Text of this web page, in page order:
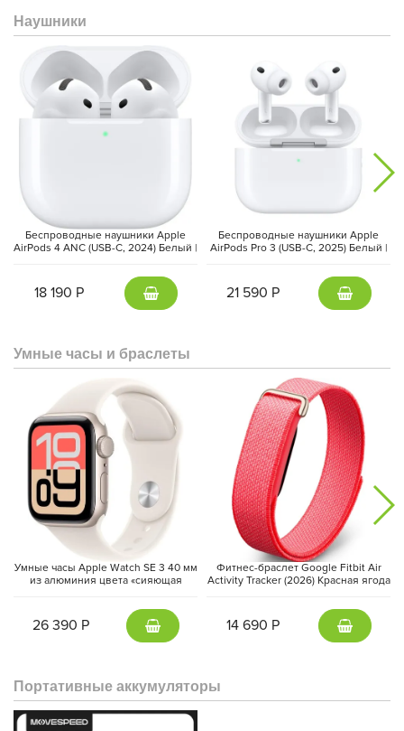
Наушники
Беспроводные наушники Apple
AirPods 4 ANC (USB-C, 2024) Белый |
18 190 Р
Беспроводные наушники Apple
AirPods Pro 3 (USB-C, 2025) Белый |
21 590 Р
Умные часы и браслеты
Умные часы Apple Watch SE 3 40 мм
из алюминия цвета «сияющая
«сияющая звезда» (S/M)
26 390 Р
Фитнес-браслет Google Fitbit Air
Activity Tracker (2026) Красная ягода
14 690 Р
Портативные аккумуляторы